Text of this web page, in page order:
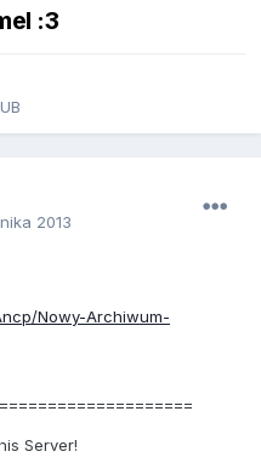
:3
2013
Nowy-Archiwum-
Server!